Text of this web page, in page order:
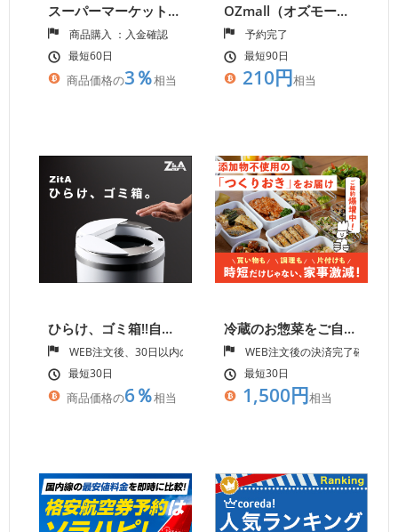
スーパーマーケット成城石井.com
商品購入 ：入金確認
最短60日
商品価格の3％相当
OZmall（オズモール）
予約完了
最短90日
210円相当
ひらけ、ゴミ箱!!自動ゴミ箱のZitA【ジータ】
WEB注文後、30日以内の入金確認
最短30日
商品価格の6％相当
冷蔵のお惣菜をご自宅へお届け、働くパパ・ママへ宅配食サービス【シェフの無添つくりおき】
WEB注文後の決済完了確認
最短30日
1,500円相当